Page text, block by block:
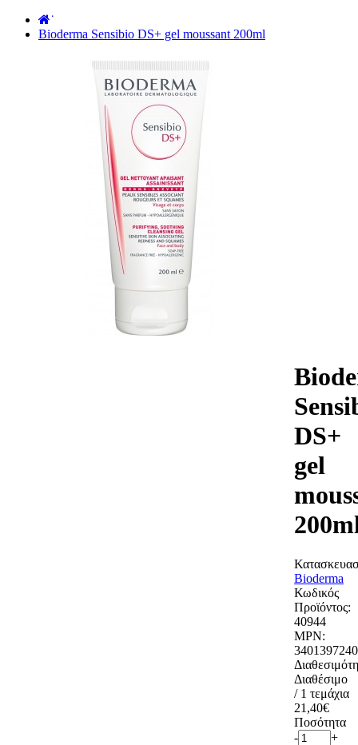
˙
Bioderma Sensibio DS+ gel moussant 200ml
DS+
gel
Bioderma
Κωδικός
Προϊόντος:
40944
MPN:
Διαθέσιμο
/ 1 τεμάχια
21,40€
Ποσότητα
-
+